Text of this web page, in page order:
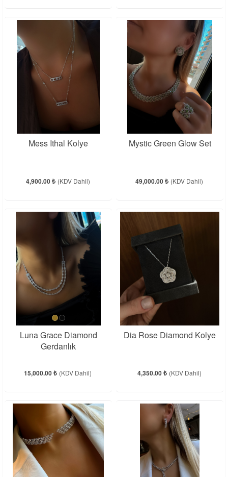
Mess Ithal Kolye
4,900.00 ₺ (KDV Dahil)
Mystic Green Glow Set
49,000.00 ₺ (KDV Dahil)
Luna Grace Diamond
Gerdanlık
15,000.00 ₺ (KDV Dahil)
Dia Rose Diamond Kolye
4,350.00 ₺ (KDV Dahil)